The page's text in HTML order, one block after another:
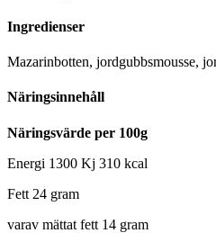
Ingredienser
Mazarinbotten, jordgubbsmousse,
Näringsinnehåll
Näringsvärde per 100g
Energi 1300 Kj 310 kcal
Fett 24 gram
varav mättat fett 14 gram